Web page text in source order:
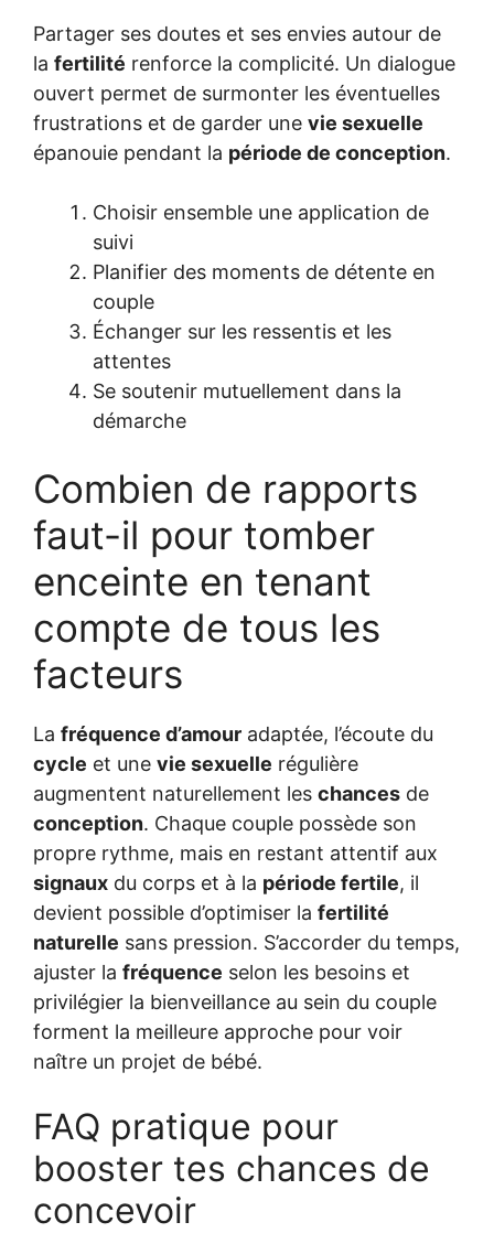
Partager ses doutes et ses envies autour de
la fertilité renforce la complicité. Un dialogue
ouvert permet de surmonter les éventuelles
frustrations et de garder une vie sexuelle
épanouie pendant la période de conception.
Choisir ensemble une application de
suivi
Planifier des moments de détente en
couple
Échanger sur les ressentis et les
attentes
Se soutenir mutuellement dans la
démarche
Combien de rapports
faut-il pour tomber
enceinte en tenant
compte de tous les
facteurs
La fréquence d’amour adaptée, l’écoute du
cycle et une vie sexuelle régulière
augmentent naturellement les chances de
conception. Chaque couple possède son
propre rythme, mais en restant attentif aux
signaux du corps et à la période fertile, il
devient possible d’optimiser la fertilité
naturelle sans pression. S’accorder du temps,
ajuster la fréquence selon les besoins et
privilégier la bienveillance au sein du couple
forment la meilleure approche pour voir
naître un projet de bébé.
FAQ pratique pour
booster tes chances de
concevoir